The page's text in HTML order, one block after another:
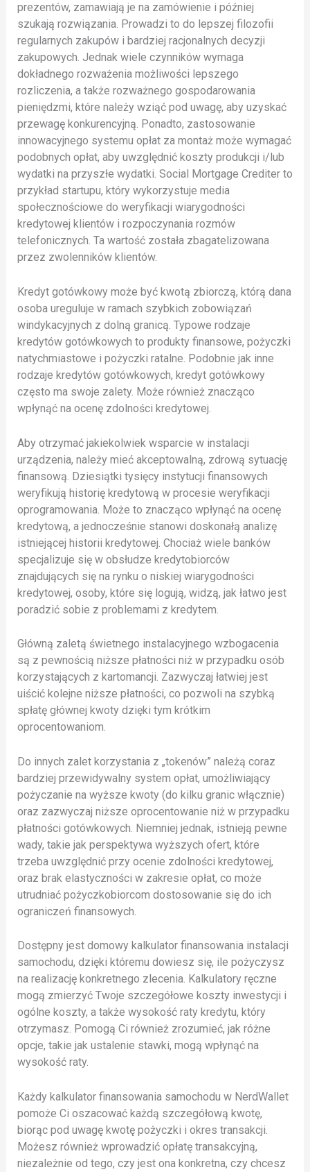
prezentów, zamawiają je na zamówienie i później
szukają rozwiązania. Prowadzi to do lepszej filozofii
regularnych zakupów i bardziej racjonalnych decyzji
zakupowych. Jednak wiele czynników wymaga
dokładnego rozważenia możliwości lepszego
rozliczenia, a także rozważnego gospodarowania
pieniędzmi, które należy wziąć pod uwagę, aby uzyskać
przewagę konkurencyjną. Ponadto, zastosowanie
innowacyjnego systemu opłat za montaż może wymagać
podobnych opłat, aby uwzględnić koszty produkcji i/lub
wydatki na przyszłe wydatki. Social Mortgage Crediter to
przykład startupu, który wykorzystuje media
społecznościowe do weryfikacji wiarygodności
kredytowej klientów i rozpoczynania rozmów
telefonicznych. Ta wartość została zbagatelizowana
przez zwolenników klientów.
Kredyt gotówkowy może być kwotą zbiorczą, którą dana
osoba ureguluje w ramach szybkich zobowiązań
windykacyjnych z dolną granicą. Typowe rodzaje
kredytów gotówkowych to produkty finansowe, pożyczki
natychmiastowe i pożyczki ratalne. Podobnie jak inne
rodzaje kredytów gotówkowych, kredyt gotówkowy
często ma swoje zalety. Może również znacząco
wpłynąć na ocenę zdolności kredytowej.
Aby otrzymać jakiekolwiek wsparcie w instalacji
urządzenia, należy mieć akceptowalną, zdrową sytuację
finansową. Dziesiątki tysięcy instytucji finansowych
weryfikują historię kredytową w procesie weryfikacji
oprogramowania. Może to znacząco wpłynąć na ocenę
kredytową, a jednocześnie stanowi doskonałą analizę
istniejącej historii kredytowej. Chociaż wiele banków
specjalizuje się w obsłudze kredytobiorców
znajdujących się na rynku o niskiej wiarygodności
kredytowej, osoby, które się logują, widzą, jak łatwo jest
poradzić sobie z problemami z kredytem.
Główną zaletą świetnego instalacyjnego wzbogacenia
są z pewnością niższe płatności niż w przypadku osób
korzystających z kartomancji. Zazwyczaj łatwiej jest
uiścić kolejne niższe płatności, co pozwoli na szybką
spłatę głównej kwoty dzięki tym krótkim
oprocentowaniom.
Do innych zalet korzystania z „tokenów” należą coraz
bardziej przewidywalny system opłat, umożliwiający
pożyczanie na wyższe kwoty (do kilku granic włącznie)
oraz zazwyczaj niższe oprocentowanie niż w przypadku
płatności gotówkowych. Niemniej jednak, istnieją pewne
wady, takie jak perspektywa wyższych ofert, które
trzeba uwzględnić przy ocenie zdolności kredytowej,
oraz brak elastyczności w zakresie opłat, co może
utrudniać pożyczkobiorcom dostosowanie się do ich
ograniczeń finansowych.
Dostępny jest domowy kalkulator finansowania instalacji
samochodu, dzięki któremu dowiesz się, ile pożyczysz
na realizację konkretnego zlecenia. Kalkulatory ręczne
mogą zmierzyć Twoje szczegółowe koszty inwestycji i
ogólne koszty, a także wysokość raty kredytu, który
otrzymasz. Pomogą Ci również zrozumieć, jak różne
opcje, takie jak ustalenie stawki, mogą wpłynąć na
wysokość raty.
Każdy kalkulator finansowania samochodu w NerdWallet
pomoże Ci oszacować każdą szczegółową kwotę,
biorąc pod uwagę kwotę pożyczki i okres transakcji.
Możesz również wprowadzić opłatę transakcyjną,
niezależnie od tego, czy jest ona konkretna, czy chcesz